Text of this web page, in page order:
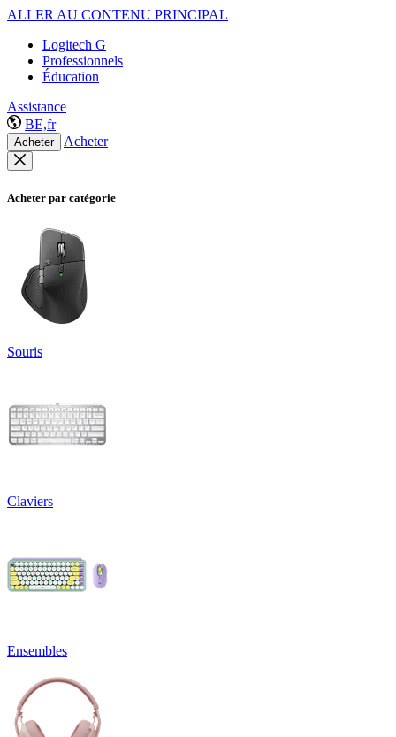
ALLER AU CONTENU PRINCIPAL
Logitech G
Professionnels
Éducation
Assistance
BE,fr
Acheter Acheter
Acheter par catégorie
Souris
Claviers
Ensembles